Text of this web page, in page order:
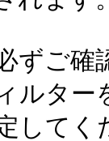
ずご確
ルタ
してく